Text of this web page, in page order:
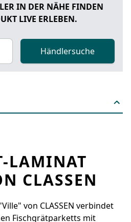
IN DER NÄHE FINDEN
LIVE ERLEBEN.
Händlersuche
LAMINAT
CLASSEN
von CLASSEN verbindet
Fischgrätparketts mit